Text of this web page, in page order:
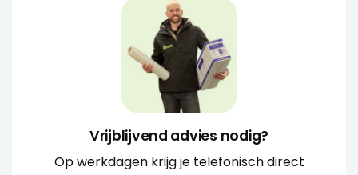
Vrijblijvend advies nodig?
Op werkdagen krijg je telefonisch direct